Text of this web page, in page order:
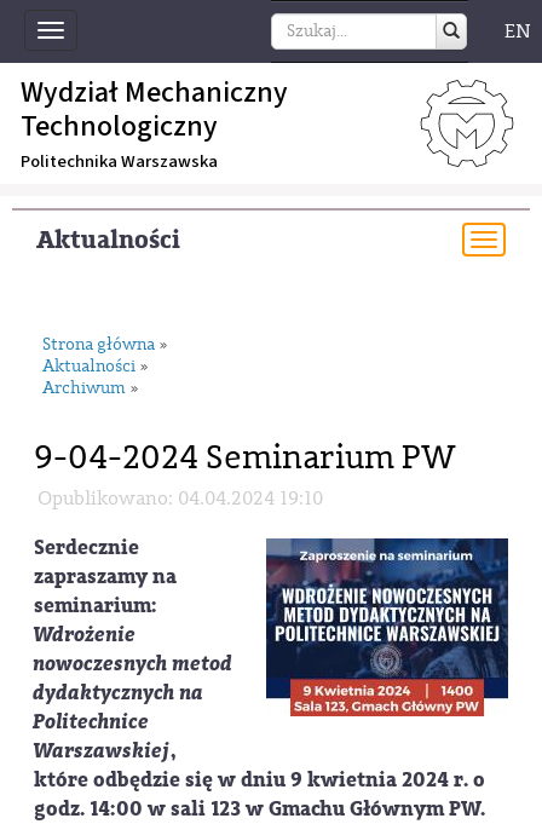
Toggle
navigation
EN
Wydział Mechaniczny
Technologiczny
Politechnika Warszawska
Aktualności
Strona główna »
Aktualności »
Archiwum »
9-04-2024 Seminarium PW
Opublikowano: 04.04.2024 19:10
Serdecznie
zapraszamy na
seminarium:
Wdrożenie
nowoczesnych metod
dydaktycznych na
Politechnice
Warszawskiej,
które odbędzie się w dniu9 kwietnia 2024 r. o
godz. 14:00 w sali 123 w Gmachu Głównym PW.